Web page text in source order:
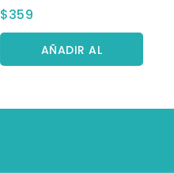
0
fuera
de
$359
AÑADIR AL
CARRITO